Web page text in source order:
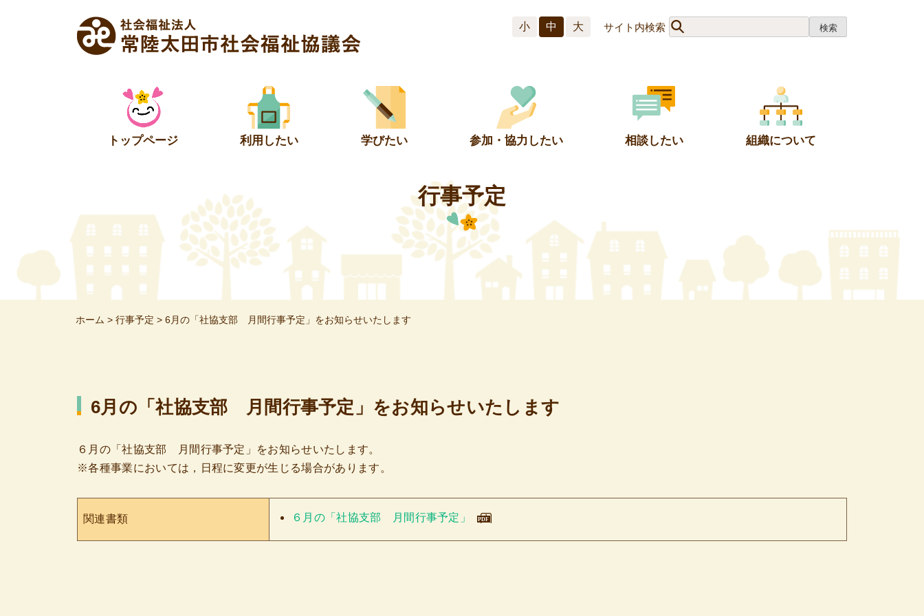
小 中 大 サイト内検索
トップページ 利用したい 学びたい 参加・協力したい 相談したい 組織について
行事予定
ホーム > 行事予定 > 6月の「社協支部 月間行事予定」をお知らせいたします
6月の「社協支部 月間行事予定」をお知らせいたします
６月の「社協支部 月間行事予定」をお知らせいたします。
※各種事業においては，日程に変更が生じる場合があります。
関連書類 ６月の「社協支部 月間行事予定」